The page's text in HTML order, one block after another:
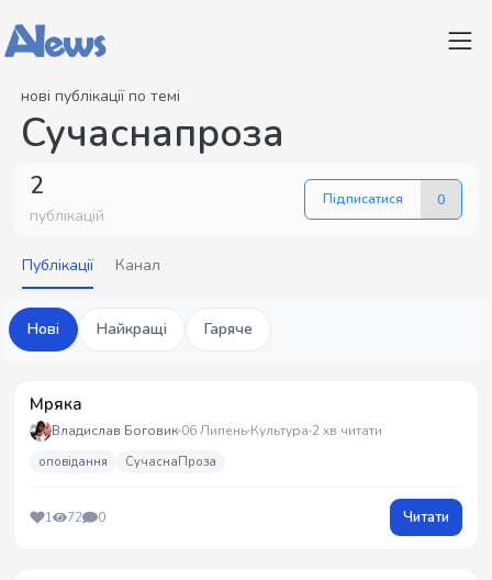
нові публікації по темі
Сучаснапроза
2
публікацій
Підписатися 0
Публікації Канал
Нові Найкращі Гаряче
Мряка
Владислав Боговик 06 Липень Культура 2 хв читати
оповідання СучаснаПроза
1 72 0 Читати